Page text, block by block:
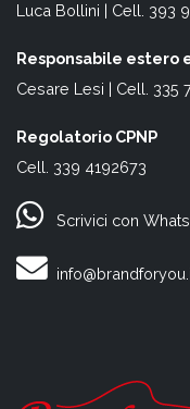
Luca Bollini | Cell. 393
Responsabile estero
Cesare Lesi | Cell. 335
Regolatorio CPNP
Cell. 339 4192673
Scrivici con